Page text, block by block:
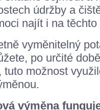
údržby a
najít i na těchto
po určité
tuto možnost
výměna